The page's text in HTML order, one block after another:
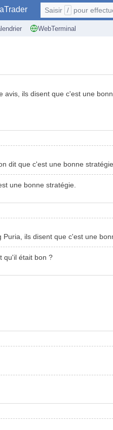
WebTerminal
Saisir / pour effectuer la
ils disent que c'est une
dit que c'est une bonne
une bonne stratégie.
ils disent que c'est une
qu'il était bon ?